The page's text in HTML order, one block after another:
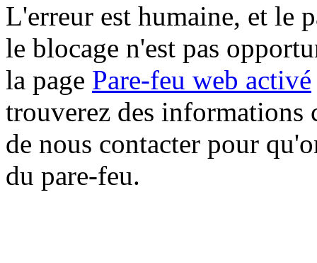
L'erreur est humaine, et le
le blocage n'est pas
la page Pare-feu web activé
trouverez des informations
de nous contacter pour
du pare-feu.